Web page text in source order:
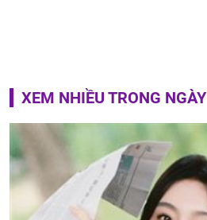
XEM NHIỀU TRONG NGÀY